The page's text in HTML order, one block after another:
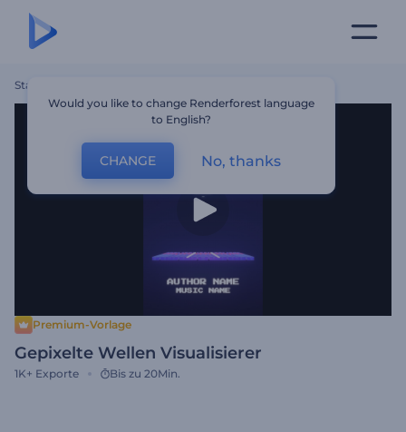
Startseite
Premium-Vorlage
Gepixelte Wellen Visualisierer
1K+ Exporte Bis zu 20Min.
Would you like to change Renderforest language
to English?
CHANGE No, thanks